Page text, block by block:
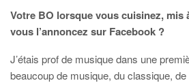
Votre BO lorsque vous cuisinez, mis
vous l’annoncez sur Facebook ?
J’étais prof de musique dans une
beaucoup de musique, du classique,